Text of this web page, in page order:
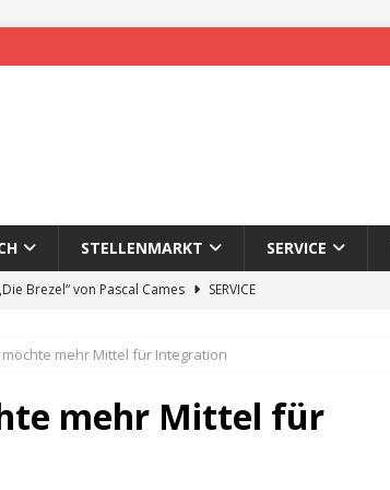
STELLENMARKT SERVICE
Brezel“ von Pascal Cames
SERVICE
des 65. Fasnetsumzugs Dillweißenstein
möchte mehr Mittel für Integration
mehr Mittel für